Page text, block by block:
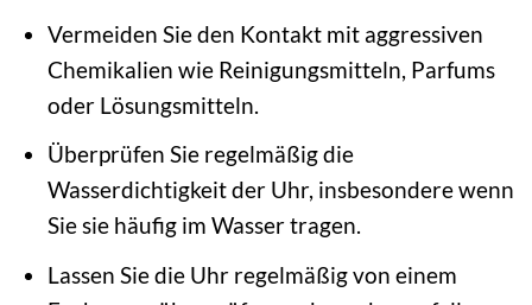
Vermeiden Sie den Kontakt mit aggressiven
Chemikalien wie Reinigungsmitteln, Parfums
oder Lösungsmitteln.
Überprüfen Sie regelmäßig die
Wasserdichtigkeit der Uhr, insbesondere wenn
Sie sie häufig im Wasser tragen.
Lassen Sie die Uhr regelmäßig von einem